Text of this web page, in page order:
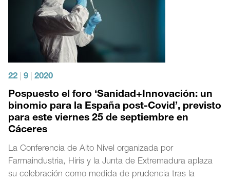
22 9 2020
Pospuesto el foro ‘Sanidad+Innovación: un
binomio para la España post-Covid’, previsto
para este viernes 25 de septiembre en
Cáceres
La Conferencia de Alto Nivel organizada por
Farmaindustria, Hiris y la Junta de Extremadura aplaza
su celebración como medida de prudencia tras la